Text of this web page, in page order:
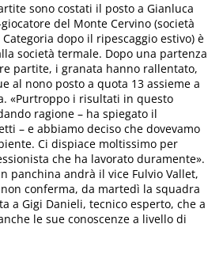
sono costati il posto a Gianluca
del Monte Cervino (società
dopo il ripescaggio estivo) è
società termale. Dopo una partenza
partite, i granata hanno rallentato,
al nono posto a quota 13 assieme a
«Purtroppo i risultati in questo
ragione – ha spiegato il
– e abbiamo deciso che dovevamo
Ci dispiace moltissimo per
che ha lavorato duramente».
panchina andrà il vice Fulvio Vallet,
conferma, da martedì la squadra
a Gigi Danieli, tecnico esperto, che a
le sue conoscenze a livello di